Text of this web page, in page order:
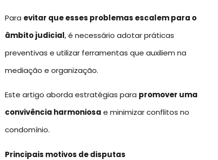
Para evitar que esses problemas escalem para o
âmbito judicial, é necessário adotar práticas
preventivas e utilizar ferramentas que auxiliem na
mediação e organização.
Este artigo aborda estratégias para promover uma
convivência harmoniosa e minimizar conflitos no
condomínio.
Principais motivos de disputas